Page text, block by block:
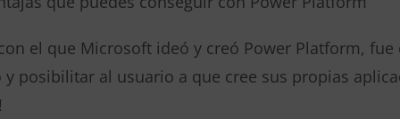
el que Microsoft ideó y creó Power Platform,
y posibilitar al usuario a que cree sus propias